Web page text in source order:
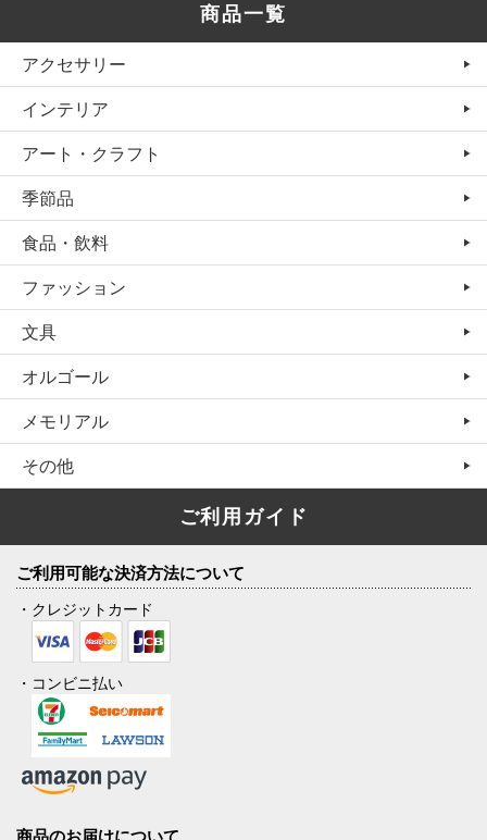
商品一覧
アクセサリー
インテリア
アート・クラフト
季節品
食品・飲料
ファッション
文具
オルゴール
メモリアル
その他
ご利用ガイド
ご利用可能な決済方法について
・クレジットカード
・コンビニ払い